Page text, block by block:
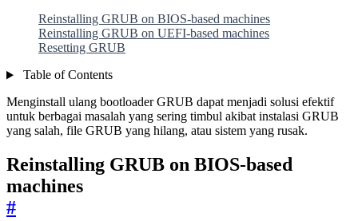
Reinstalling GRUB on BIOS-based machines
Reinstalling GRUB on UEFI-based machines
Resetting GRUB
Table of Contents
Menginstall ulang bootloader GRUB dapat menjadi solusi efektif
untuk berbagai masalah yang sering timbul akibat instalasi GRUB
yang salah, file GRUB yang hilang, atau sistem yang rusak.
Reinstalling GRUB on BIOS-based
machines
#